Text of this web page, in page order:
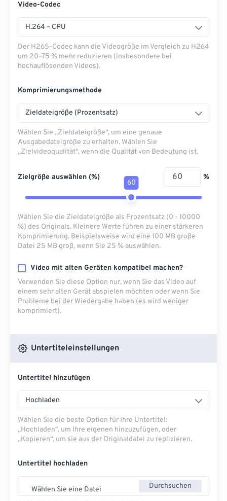
Video-Codec
H.264 – CPU
Der H265-Codec kann die Videogröße im Vergleich zu H264
um 20–75 % mehr reduzieren (insbesondere bei
hochauflösenden Videos).
Komprimierungsmethode
Zieldateigröße (Prozentsatz)
Wählen Sie „Zieldateigröße“, um eine genaue
Ausgabedateigröße zu erhalten. Wählen Sie
„Zielvideoqualität“, wenn die Qualität von Bedeutung ist.
Zielgröße auswählen (%) %
60
Wählen Sie die Zieldateigröße als Prozentsatz (0 - 10000
%) des Originals. Kleinere Werte führen zu einer stärkeren
Komprimierung. Beispielsweise wird eine 100 MB große
Datei 25 MB groß, wenn Sie 25 % auswählen.
Video mit alten Geräten kompatibel machen?
Verwenden Sie diese Option nur, wenn Sie das Video auf
einem sehr alten Gerät abspielen möchten oder wenn Sie
Probleme bei der Wiedergabe haben (es wird weniger
komprimiert).
Untertiteleinstellungen
Untertitel hinzufügen
Hochladen
Wählen Sie die beste Option für Ihre Untertitel:
„Hochladen“, um Ihre eigenen hinzuzufügen, oder
„Kopieren“, um sie aus der Originaldatei zu replizieren.
Untertitel hochladen
Wählen Sie eine Datei Durchsuchen